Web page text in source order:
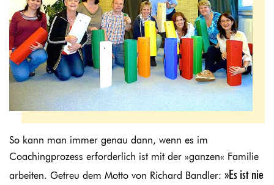
So kann man immer genau dann, wenn es im
Coachingprozess erforderlich ist mit der »ganzen« Familie
arbeiten. Getreu dem Motto von Richard Bandler: »Es ist nie